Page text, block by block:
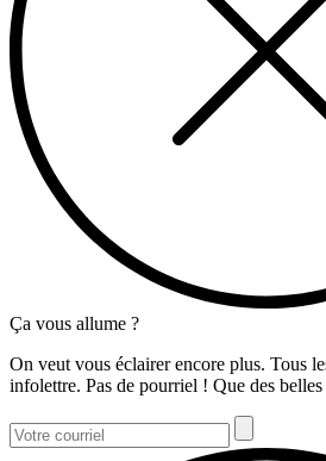
Ça vous allume ?
On veut vous éclairer encore plus. Tous
infolettre. Pas de pourriel ! Que des